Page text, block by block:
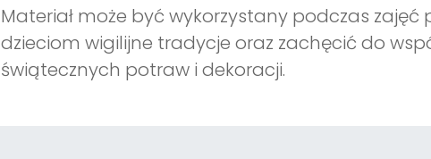
Materiał może być wykorzystany podczas zajęć
dzieciom wigilijne tradycje oraz zachęcić do
świątecznych potraw i dekoracji.